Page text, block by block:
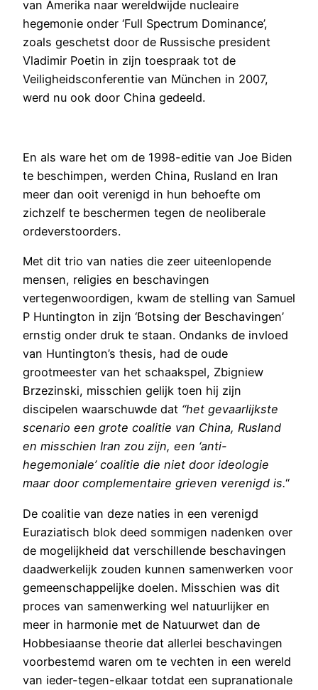
van Amerika naar wereldwijde nucleaire
hegemonie onder ‘Full Spectrum Dominance’,
zoals geschetst door de Russische president
Vladimir Poetin in zijn toespraak tot de
Veiligheidsconferentie van München in 2007,
werd nu ook door China gedeeld.
En als ware het om de 1998-editie van Joe Biden
te beschimpen, werden China, Rusland en Iran
meer dan ooit verenigd in hun behoefte om
zichzelf te beschermen tegen de neoliberale
ordeverstoorders.
Met dit trio van naties die zeer uiteenlopende
mensen, religies en beschavingen
vertegenwoordigen, kwam de stelling van Samuel
P Huntington in zijn ‘Botsing der Beschavingen’
ernstig onder druk te staan. Ondanks de invloed
van Huntington’s thesis, had de oude
grootmeester van het schaakspel, Zbigniew
Brzezinski, misschien gelijk toen hij zijn
discipelen waarschuwde dat “het gevaarlijkste
scenario een grote coalitie van China, Rusland
en misschien Iran zou zijn, een ‘anti-
hegemoniale’ coalitie die niet door ideologie
maar door complementaire grieven verenigd is.“
De coalitie van deze naties in een verenigd
Euraziatisch blok deed sommigen nadenken over
de mogelijkheid dat verschillende beschavingen
daadwerkelijk zouden kunnen samenwerken voor
gemeenschappelijke doelen. Misschien was dit
proces van samenwerking wel natuurlijker en
meer in harmonie met de Natuurwet dan de
Hobbesiaanse theorie dat allerlei beschavingen
voorbestemd waren om te vechten in een wereld
van ieder-tegen-elkaar totdat een supranationale